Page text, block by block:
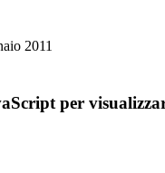
2011
per